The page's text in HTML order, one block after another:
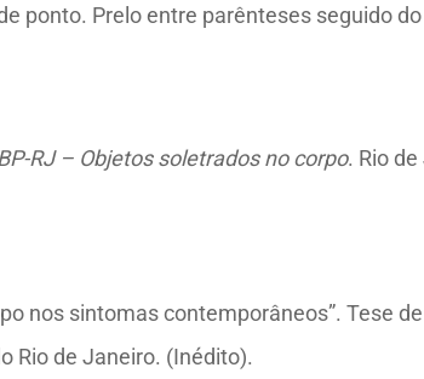
ponto. Prelo entre parênteses seguido
RJ – Objetos soletrados no corpo. Rio
nos sintomas contemporâneos”. Tese
Rio de Janeiro. (Inédito).